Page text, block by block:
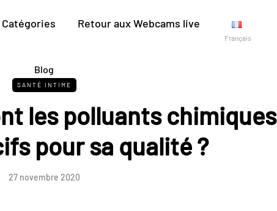
Catégories Retour aux Webcams live
Français
Blog
SANTÉ INTIME
les polluants chimiques
pour sa qualité ?
27 novembre 2020